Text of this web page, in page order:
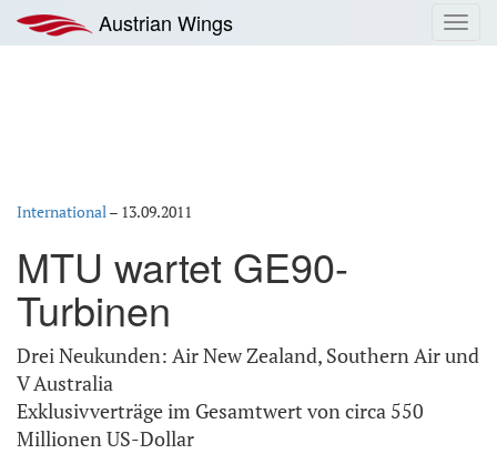
Inhalt
springen
Austrian Wings
International– 13.09.2011
MTU wartet GE90-
Turbinen
Drei Neukunden: Air New Zealand, Southern Air und
V Australia
Exklusivverträge im Gesamtwert von circa 550
Millionen US-Dollar